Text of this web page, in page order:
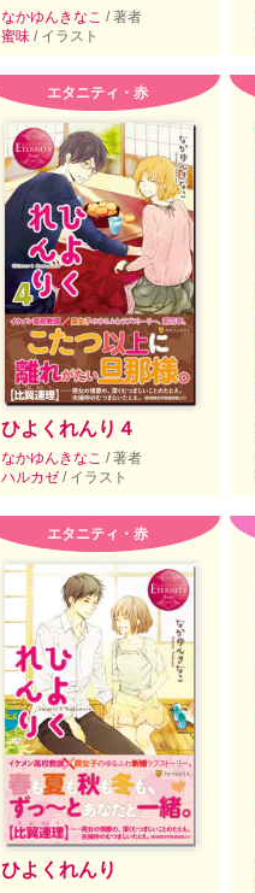
なかゆんきなこ / 著者
蜜味 / イラスト
エタニティ・赤
ひよくれんり４
なかゆんきなこ / 著者
ハルカゼ / イラスト
エタニティ・赤
ひよくれんり